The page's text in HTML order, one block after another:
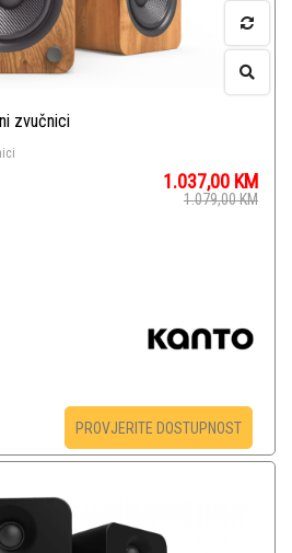
zvučnici
1.037,00 KM
1.079,00KM
PROVJERITE DOSTUPNOST